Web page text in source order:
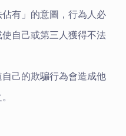
佔有」的意圖，行為人必
自己或第三人獲得不法
自己的欺騙行為會造成他